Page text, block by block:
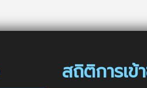
สถิติการเข้